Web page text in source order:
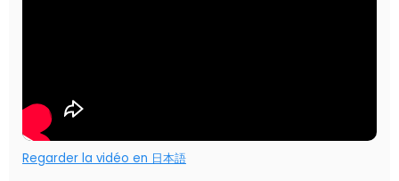
Regarder la vidéo en 日本語